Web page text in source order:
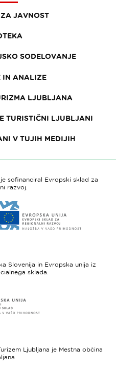
JAVNOST
SODELOVANJE
IN ANALIZE
LJUBLJANA
TURISTIČNI LJUBLJANI
V TUJIH MEDIJIH
sofinanciral Evropski sklad za
razvoj.
do
spletne
-
regionalni
Slovenija in Evropska unija iz
sklada.
do
spletne
sklad
Ljubljana je Mestna občina